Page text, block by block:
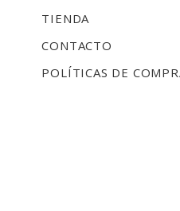
TIENDA
CONTACTO
POLÍTICAS DE